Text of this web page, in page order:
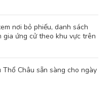
nơi bỏ phiếu, danh sách
gia ứng cử theo khu vực trên
Châu sẵn sàng cho ngày